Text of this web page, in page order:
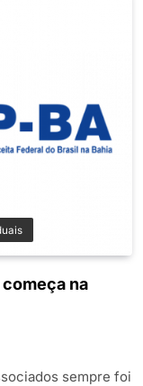
na
sempre foi